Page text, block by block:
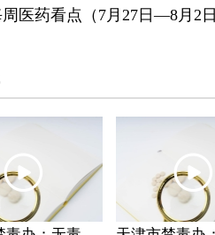
医药看点（7月27日—8月2日